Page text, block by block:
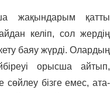
жақындарым қатты
келіп, сол жердің
кету баяу жүрді. Олардың
орысша айтып,
сөйлеу бізге емес, ата-